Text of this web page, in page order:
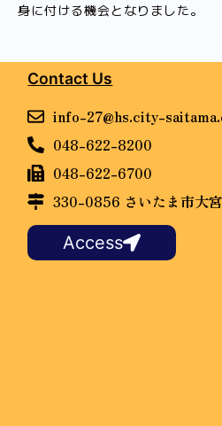
身に付ける機会となりました。
Contact Us
info-27@hs.city-
048-622-8200
048-622-6700
330-0856 さいたま市大
Access